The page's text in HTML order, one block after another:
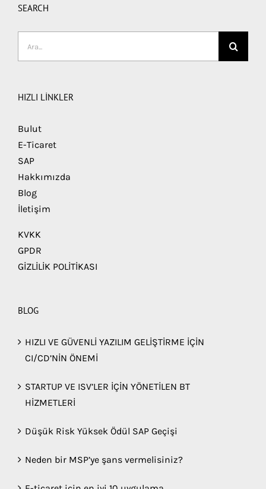
SEARCH
HIZLI LİNKLER
Bulut
E-Ticaret
SAP
Hakkımızda
Blog
İletişim
KVKK
GPDR
GİZLİLİK POLİTİKASI
BLOG
HIZLI VE GÜVENLİ YAZILIM GELİŞTİRME İÇİN
CI/CD’NİN ÖNEMİ
STARTUP VE ISV’LER İÇİN YÖNETİLEN BT
HİZMETLERİ
Düşük Risk Yüksek Ödül SAP Geçişi
Neden bir MSP’ye şans vermelisiniz?